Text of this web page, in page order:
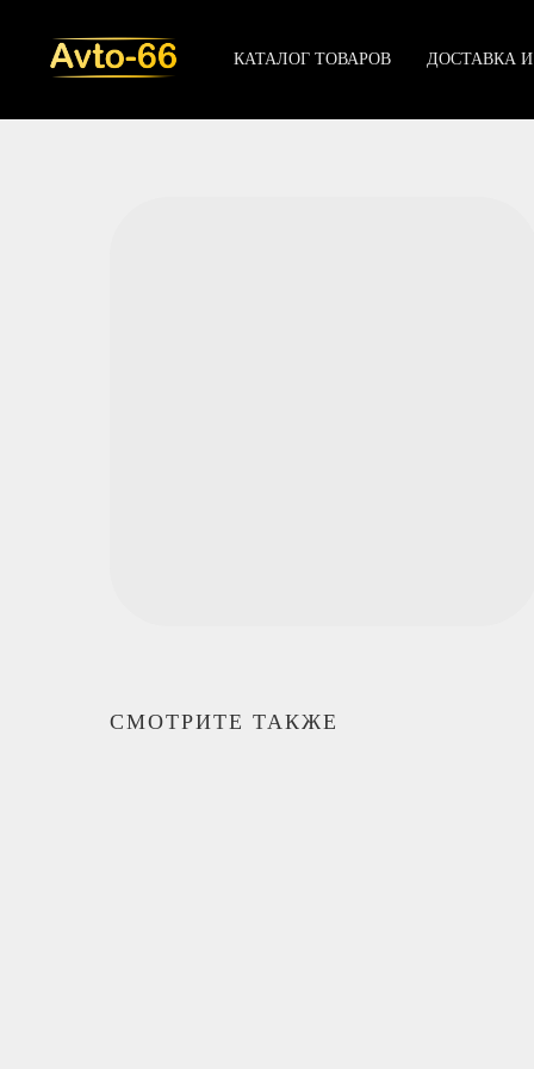
КАТАЛОГ ТОВАРОВ ДОСТАВКА
СМОТРИТЕ ТАКЖЕ